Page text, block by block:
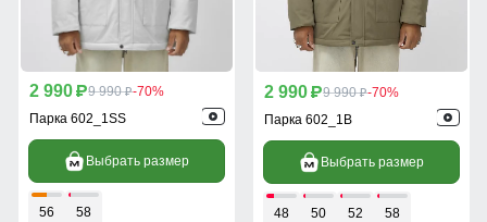
2 990 p9 990 p-70%
Парка 602_1SS
Выбрать размер
56 58
2 990 p9 990 p-70%
Парка 602_1B
Выбрать размер
48 50 52 58